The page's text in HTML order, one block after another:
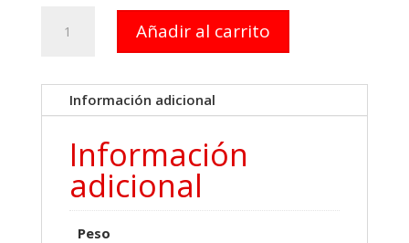
CONVERTIBLE
SURF/
KAYAK
PARTES
cantidad
Añadir al carrito
Información adicional
Información
adicional
Peso